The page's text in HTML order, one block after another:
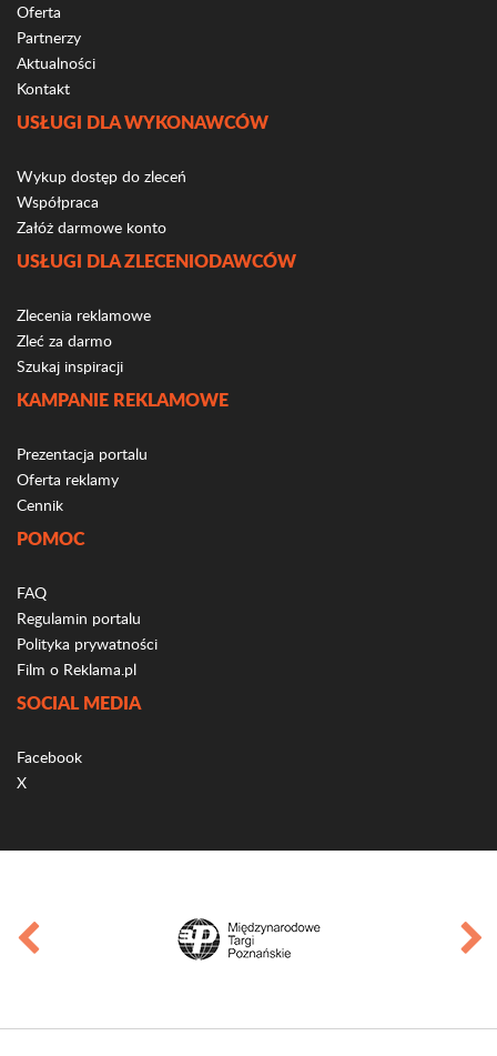
Oferta
Partnerzy
Aktualności
Kontakt
USŁUGI DLA WYKONAWCÓW
Wykup dostęp do zleceń
Współpraca
Załóż darmowe konto
USŁUGI DLA ZLECENIODAWCÓW
Zlecenia reklamowe
Zleć za darmo
Szukaj inspiracji
KAMPANIE REKLAMOWE
Prezentacja portalu
Oferta reklamy
Cennik
POMOC
FAQ
Regulamin portalu
Polityka prywatności
Film o Reklama.pl
SOCIAL MEDIA
Facebook
X